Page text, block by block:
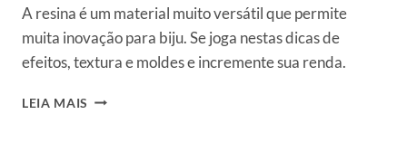
A resina é um material muito versátil que permite
muita inovação para biju. Se joga nestas dicas de
efeitos, textura e moldes e incremente sua renda.
LEIA MAIS BIJU